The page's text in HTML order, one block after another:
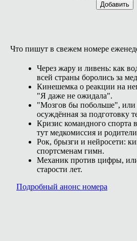
Добавить
Что пишут в свежем номере
Через жару и ливень: как
всей страны боролись за
Кинешемка о реакции на
"Я даже не ожидала".
"Мозгов бы побольше", или
осуждённая за подготовку
Кризис командного
тут медкомиссия и
Рок, брызги и нейросети:
спортсменам гимн.
Механик против цифры,
старости лет.
Подробный анонс номера